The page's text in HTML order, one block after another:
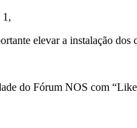
,
elevar a instalação dos
do Fórum NOS com